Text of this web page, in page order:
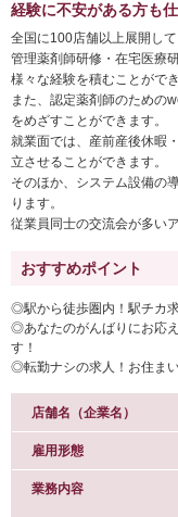
経験に不安がある方も
全国に100店舗以上展開して
管理薬剤師研修・在宅医療
様々な経験を積むことができ
また、認定薬剤師のための
をめざすことができます。
就業面では、産前産後休暇
立させることができます。
そのほか、システム設備の
ります。
従業員同士の交流会が多い
おすすめポイント
◎駅から徒歩圏内！駅チカ
◎あなたのがんばりにお応
す！
◎転勤ナシの求人！お住ま
店舗名（企業名）
雇用形態
業務内容